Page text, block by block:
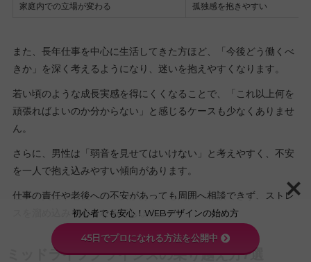
家庭内での立場が変わる 孤独感を抱きやすい
また、長年仕事を中心に生活してきた方ほど、「今後どう働くべ
きか」を深く考えるようになり、迷いを抱えやすくなります。
若い頃のような成長実感を得にくくなることで、「これ以上何を
頑張ればよいのか分からない」と感じるケースも少なくありませ
ん。
さらに、男性は「弱音を見せてはいけない」と考えやすく、不安
を一人で抱え込みやすい傾向があります。
仕事の責任や老後への不安があっても周囲へ相談できず、ストレ
スを溜め込みやすくなるでしょう。
ミッドライフクライシスの乗り越え方7選
初心者でも安心！WEBデザインの始め方
45日でプロになれる方法を公開中